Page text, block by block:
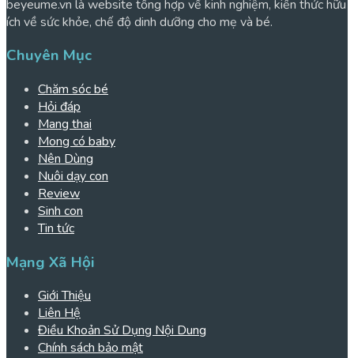
beyeume.vn là website tổng hợp về kinh nghiệm, kiến thức hữu
ích về sức khỏe, chế độ dinh dưỡng cho mẹ và bé.
Chuyên Mục
Chăm sóc bé
Hỏi đáp
Mang thai
Mong có baby
Nên Dùng
Nuôi dạy con
Review
Sinh con
Tin tức
Mạng Xã Hội
Giới Thiệu
Liên Hệ
Điều Khoản Sử Dụng Nội Dung
Chính sách bảo mật